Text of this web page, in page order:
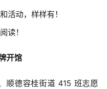
活动，样样有！
读！
开馆
顺德容桂街道 415 班志愿